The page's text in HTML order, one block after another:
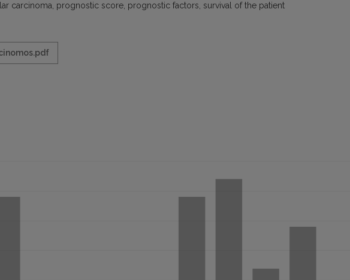
carcinoma, prognostic score, prognostic factors, survival of the patient